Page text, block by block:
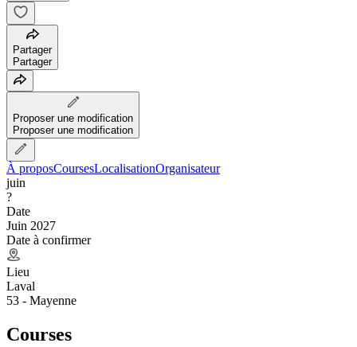
Partager
Partager
Proposer une modification
Proposer une modification
À proposCoursesLocalisationOrganisateur
juin
?
Date
Juin 2027
Date à confirmer
Lieu
Laval
53 - Mayenne
Courses